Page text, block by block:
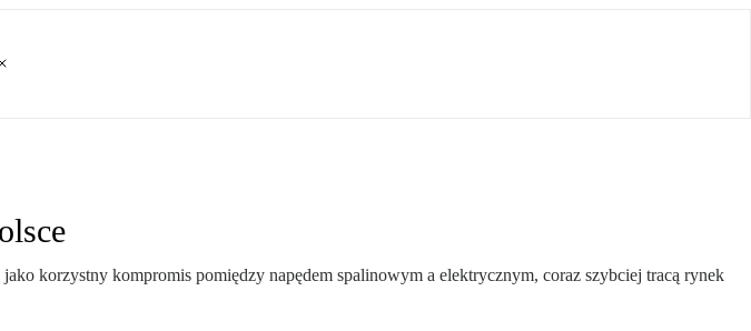
korzystny kompromis pomiędzy napędem spalinowym a elektrycznym, coraz szybciej tracą rynek